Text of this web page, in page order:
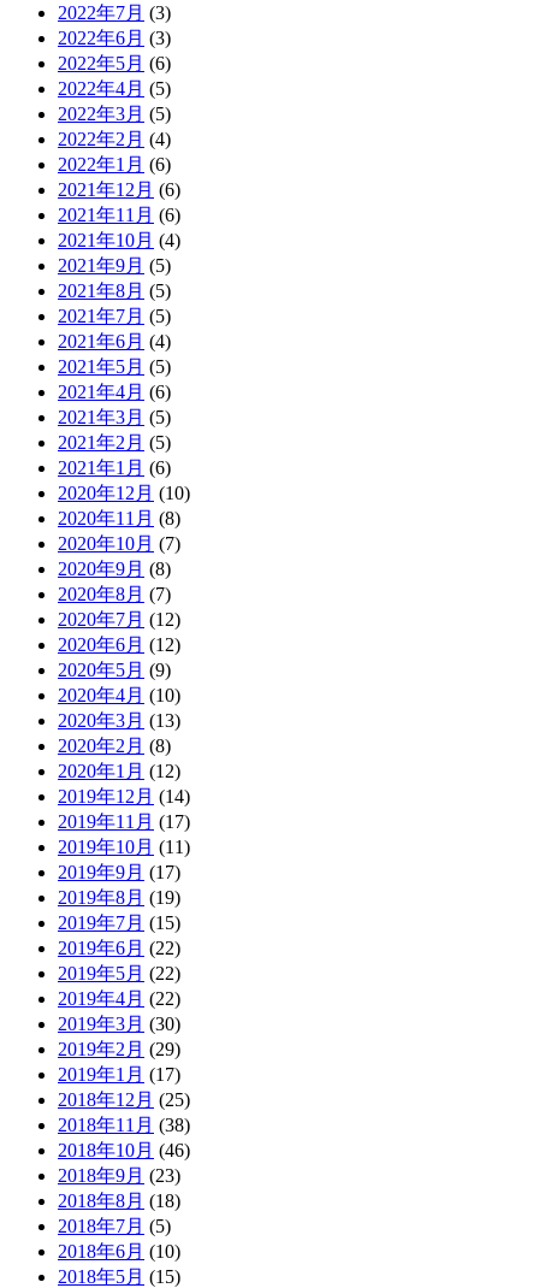
2022年7月 (3)
2022年6月 (3)
2022年5月 (6)
2022年4月 (5)
2022年3月 (5)
2022年2月 (4)
2022年1月 (6)
2021年12月 (6)
2021年11月 (6)
2021年10月 (4)
2021年9月 (5)
2021年8月 (5)
2021年7月 (5)
2021年6月 (4)
2021年5月 (5)
2021年4月 (6)
2021年3月 (5)
2021年2月 (5)
2021年1月 (6)
2020年12月 (10)
2020年11月 (8)
2020年10月 (7)
2020年9月 (8)
2020年8月 (7)
2020年7月 (12)
2020年6月 (12)
2020年5月 (9)
2020年4月 (10)
2020年3月 (13)
2020年2月 (8)
2020年1月 (12)
2019年12月 (14)
2019年11月 (17)
2019年10月 (11)
2019年9月 (17)
2019年8月 (19)
2019年7月 (15)
2019年6月 (22)
2019年5月 (22)
2019年4月 (22)
2019年3月 (30)
2019年2月 (29)
2019年1月 (17)
2018年12月 (25)
2018年11月 (38)
2018年10月 (46)
2018年9月 (23)
2018年8月 (18)
2018年7月 (5)
2018年6月 (10)
2018年5月 (15)